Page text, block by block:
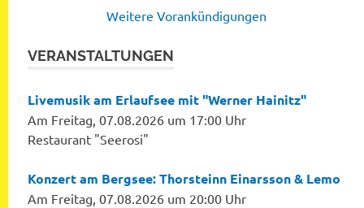
Weitere Vorankündigungen
VERANSTALTUNGEN
Livemusik am Erlaufsee mit "Werner Hainitz"
Am Freitag, 07.08.2026 um 17:00 Uhr
Restaurant "Seerosi"
Konzert am Bergsee: Thorsteinn Einarsson & Lemo
Am Freitag, 07.08.2026 um 20:00 Uhr